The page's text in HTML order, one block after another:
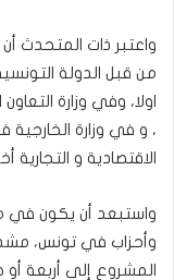
واعتبر ذات المتحدث
من قبل الدولة
اولا، وفي وزارة
، و في وزارة
الاقتصادية و التجارية
واستبعد أن يكون في
وأحزاب في تونس،
المشروع إلى أربعة